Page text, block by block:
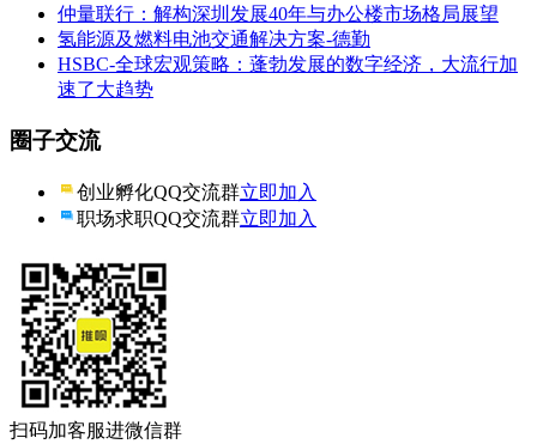
仲量联行：解构深圳发展40年与办公楼市场格局展望
氢能源及燃料电池交通解决方案-德勤
HSBC-全球宏观策略：蓬勃发展的数字经济，大流行加
速了大趋势
圈子交流
创业孵化QQ交流群立即加入
职场求职QQ交流群立即加入
扫码加客服进微信群